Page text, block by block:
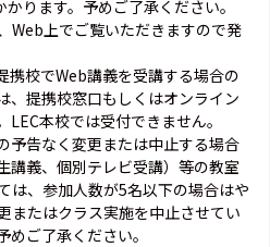
ります。予めご了承ください。
Web上でご覧いただきますので発
校でWeb講義を受講する場合の
、提携校窓口もしくはオンライン
本校では受付できません。
予告なく変更または中止する場合
講義、個別テレビ受講）等の教室
は、参加人数が5名以下の場合はや
またはクラス実施を中止させてい
ご了承ください。